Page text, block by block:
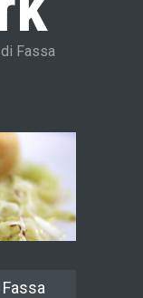
Fassa